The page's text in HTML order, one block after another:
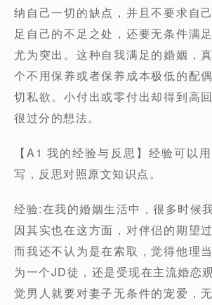
纳自己一切的缺点，并且不要求自
足自己的不足之处，还要无条件满
尤为突出。这种自我满足的婚姻，
个不用保养或者保养成本极低的配
切私欲。小付出或零付出却得到高
很过分的想法。
【A1 我的经验与反思】经验可以
写，反思对照原文知识点。
经验:在我的婚姻生活中，很多时候
因其实也在这方面，对伴侣的期望
而我还不认为是在索取，觉得他理
为一个JD徒，还是受现在主流婚恋
觉男人就要对妻子无条件的宠爱，